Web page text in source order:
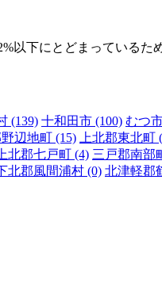
以下にとどまっている
(139) 十和田市 (100) むつ
野辺地町 (15) 上北郡東北町
上北郡七戸町 (4) 三戸郡南部
北郡風間浦村 (0) 北津軽郡